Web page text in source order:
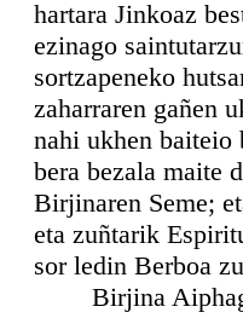
hartara Jinkoaz
ezinago
sortzapeneko
zaharraren gañen
nahi ukhen baiteio
bera bezala maite
Birjinaren Seme;
eta zuñtarik
sor ledin Berboa
Birjina